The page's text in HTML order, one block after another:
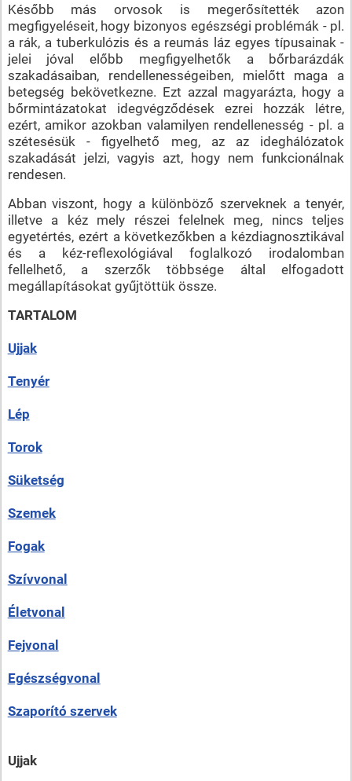
Később más orvosok is megerősítették azon
megfigyeléseit, hogy bizonyos egészségi problémák - pl.
a rák, a tuberkulózis és a reumás láz egyes típusainak -
jelei jóval előbb megfigyelhetők a bőrbarázdák
szakadásaiban, rendellenességeiben, mielőtt maga a
betegség bekövetkezne. Ezt azzal magyarázta, hogy a
bőrmintázatokat idegvégződések ezrei hozzák létre,
ezért, amikor azokban valamilyen rendellenesség - pl. a
szétesésük - figyelhető meg, az az ideghálózatok
szakadását jelzi, vagyis azt, hogy nem funkcionálnak
rendesen.
Abban viszont, hogy a különböző szerveknek a tenyér,
illetve a kéz mely részei felelnek meg, nincs teljes
egyetértés, ezért a következőkben a kézdiagnosztikával
és a kéz-reflexológiával foglalkozó irodalomban
fellelhető, a szerzők többsége által elfogadott
megállapításokat gyűjtöttük össze.
TARTALOM
Ujjak
Tenyér
Lép
Torok
Süketség
Szemek
Fogak
Szívvonal
Életvonal
Fejvonal
Egészségvonal
Szaporító szervek
Ujjak